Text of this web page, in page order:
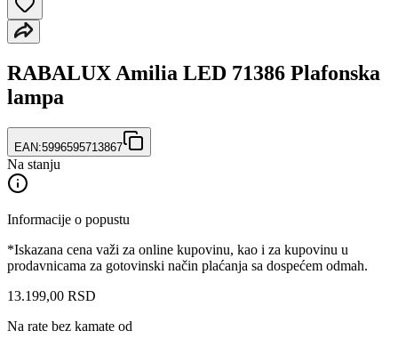
RABALUX Amilia LED 71386 Plafonska
lampa
EAN:5996595713867
Na stanju
Informacije o popustu
*Iskazana cena važi za online kupovinu, kao i za kupovinu u
prodavnicama za gotovinski način plaćanja sa dospećem odmah.
13.199,00 RSD
Na rate bez kamate od